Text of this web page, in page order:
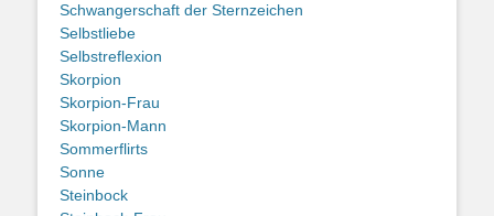
Schwangerschaft der Sternzeichen
Selbstliebe
Selbstreflexion
Skorpion
Skorpion-Frau
Skorpion-Mann
Sommerflirts
Sonne
Steinbock